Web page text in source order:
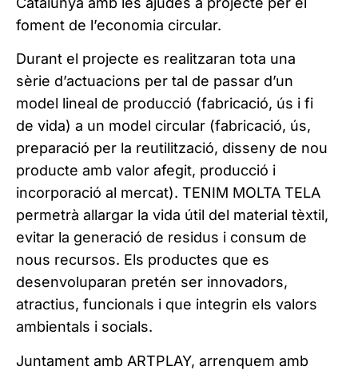
foment de l’economia circular.
Durant el projecte es realitzaran tota una
sèrie d’actuacions per tal de passar d’un
model lineal de producció (fabricació, ús i fi
de vida) a un model circular (fabricació, ús,
preparació per la reutilització, disseny de nou
producte amb valor afegit, producció i
incorporació al mercat). TENIM MOLTA TELA
permetrà allargar la vida útil del material tèxtil,
evitar la generació de residus i consum de
nous recursos. Els productes que es
desenvoluparan pretén ser innovadors,
atractius, funcionals i que integrin els valors
ambientals i socials.
Juntament amb ARTPLAY, arrenquem amb